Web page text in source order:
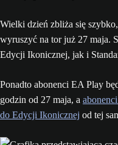
Wielki dzień zbliża się
wyruszyć na tor już 27 maja.
Edycji Ikonicznej, jak i
Ponadto abonenci EA Play
godzin od 27 maja, a
do Edycji Ikonicznej od tej